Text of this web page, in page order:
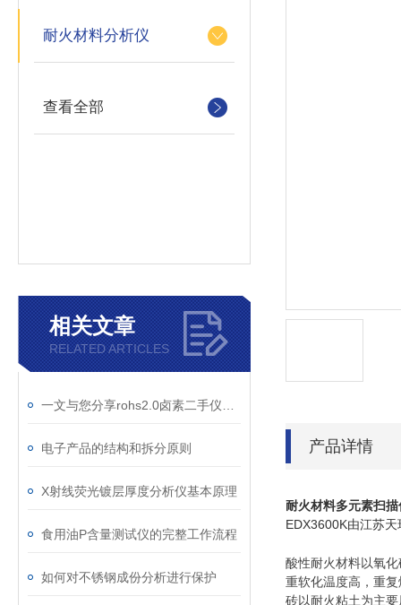
耐火材料分析仪
查看全部
相关文章
RELATED ARTICLES
电子产品的结构和拆分原则
X射线荧光镀层厚度分析仪基本原理
食用油P含量测试仪的完整工作流程
如何对不锈钢成份分析进行保护
产品详情
耐火材料多元素扫描
EDX3600K由江苏
酸性耐火材料以氧
重软化温度高，重
砖以耐火粘土为主